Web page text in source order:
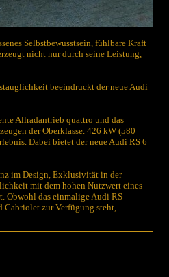
Selbstbewusstsein, fühlbare Kraft
nicht nur durch seine Leistung,
beeindruckt der neue Audi
Allradantrieb quattro und das
der Oberklasse. 426 kW (580
Dabei bietet der neue Audi RS 6
im Design, Exklusivität in der
mit dem hohen Nutzwert eines
Obwohl das einmalige Audi RS-
Cabriolet zur Verfügung steht,